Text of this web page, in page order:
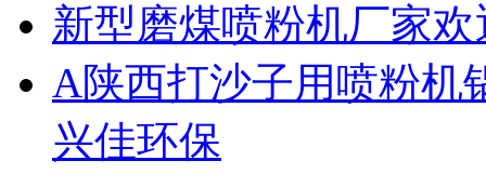
新型磨煤喷粉机厂家
A陕西打沙子用喷粉机
兴佳环保